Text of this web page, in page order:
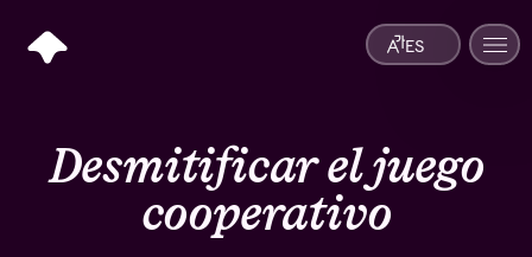
Desmitificar el juego
cooperativo
ES